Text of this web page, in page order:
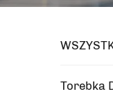
Torebka